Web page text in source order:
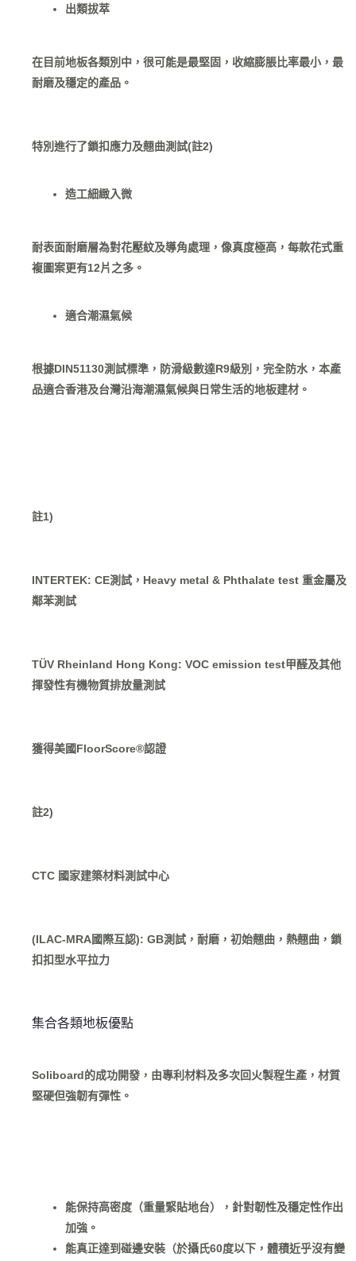
出類拔萃
在目前地板各類別中，很可能是最堅固，收縮膨脹比率最小，最
耐磨及穩定的產品。
特別進行了鎖扣應力及翹曲測試(註2)
造工細緻入微
耐表面耐磨層為對花壓紋及導角處理，像真度極高，每款花式重
複圖案更有12片之多。
適合潮濕氣候
根據DIN51130測試標準，防滑級數達R9級別，完全防水，本產
品適合香港及台灣沿海潮濕氣候與日常生活的地板建材。
註1)
INTERTEK: CE測試，Heavy metal & Phthalate test 重金屬及
鄰苯測試
TÜV Rheinland Hong Kong: VOC emission test甲醛及其他
揮發性有機物質排放量測試
獲得美國FloorScore®認證
註2)
CTC 國家建築材料測試中心
(ILAC-MRA國際互認): GB測試，耐磨，初始翹曲，熱翹曲，鎖
扣扣型水平拉力
集合各類地板優點
Soliboard的成功開發，由專利材料及多次回火製程生產，材質
堅硬但強韌有彈性。
能保持高密度（重量緊貼地台），針對韌性及穩定性作出
加強。
能真正達到碰邊安裝 （於攝氏60度以下，體積近乎沒有變